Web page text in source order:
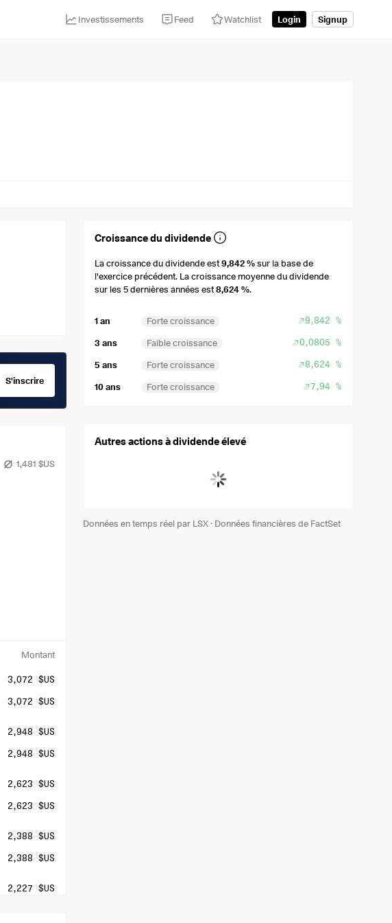
Investissements Feed Watchlist Login Signup
S'inscrire
1,481 $US
Montant
3,072 $US
3,072 $US
2,948 $US
2,948 $US
2,623 $US
2,623 $US
2,388 $US
2,388 $US
2,227 $US
Croissance du dividende
La croissance du dividende est9,842 %sur la base de
l'exercice précédent. La croissance moyenne du dividende
sur les 5 dernières années est8,624 %.
1 an Forte croissance 9,842 %
3 ans Faible croissance 0,0805 %
5 ans Forte croissance 8,624 %
10 ans Forte croissance 7,94 %
Autres actions à dividende élevé
Données en temps réel par LSX· Données financières de FactSet